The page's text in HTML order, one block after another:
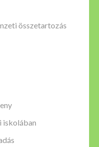
összetartozás
iskolában